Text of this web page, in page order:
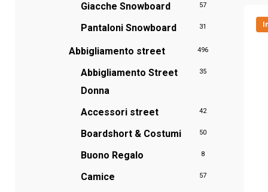
Giacche Snowboard 57
Pantaloni Snowboard 31
Abbigliamento street 496
Abbigliamento Street
Donna
35
Accessori street 42
Boardshort & Costumi 50
Buono Regalo 8
Camice 57